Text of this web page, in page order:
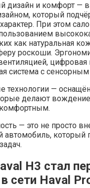
дизайн и комфорт —
который
При этом
как натуральная
роскоши.
цифровая
система с
технологии —
делают
— это не просто
автомобиль, который
H3 стал
сети Haval